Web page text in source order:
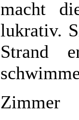
macht
lukrativ.
Strand
Zimmer